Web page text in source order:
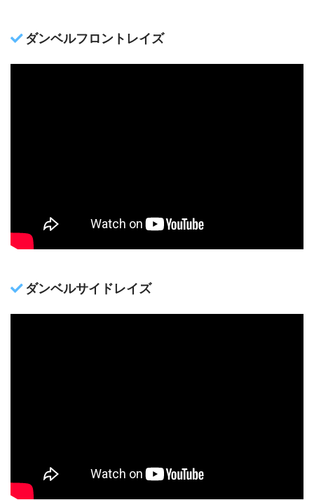
ダンベルフロントレイズ
ダンベルサイドレイズ